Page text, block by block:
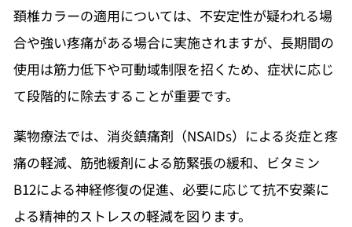
頚椎カラーの適用については、不安定性が疑われる場
合や強い疼痛がある場合に実施されますが、長期間の
使用は筋力低下や可動域制限を招くため、症状に応じ
て段階的に除去することが重要です。
薬物療法では、消炎鎮痛剤（NSAIDs）による炎症と疼
痛の軽減、筋弛緩剤による筋緊張の緩和、ビタミン
B12による神経修復の促進、必要に応じて抗不安薬に
よる精神的ストレスの軽減を図ります。